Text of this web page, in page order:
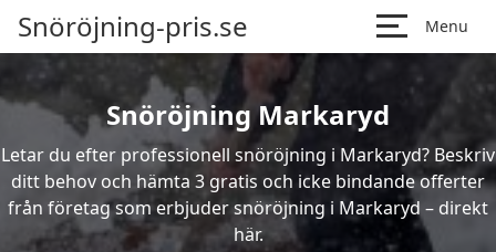
Snöröjning-pris.se Menu
Snöröjning Markaryd
Letar du efter professionell snöröjning i Markaryd? Beskriv
ditt behov och hämta 3 gratis och icke bindande offerter
från företag som erbjuder snöröjning i Markaryd – direkt
här.